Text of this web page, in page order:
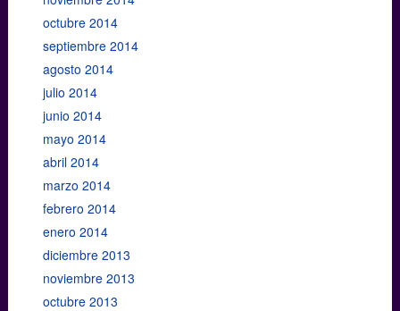
octubre 2014
septiembre 2014
agosto 2014
julio 2014
junio 2014
mayo 2014
abril 2014
marzo 2014
febrero 2014
enero 2014
diciembre 2013
noviembre 2013
octubre 2013